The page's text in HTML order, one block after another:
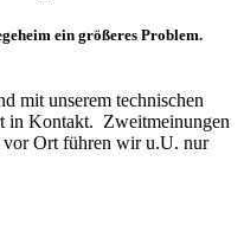
ein größeres Problem.
mit unserem technischen
in Kontakt. Zweitmeinungen
vor Ort führen wir u.U. nur